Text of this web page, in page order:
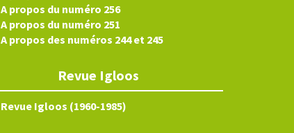
A propos du numéro 256
A propos du numéro 251
A propos des numéros 244 et 245
Revue Igloos
Revue Igloos (1960-1985)